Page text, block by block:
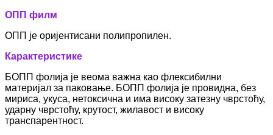
ОПП филм
ОПП је оријентисани полипропилен.
Карактеристике
БОПП фолија је веома важна као флексибилни
материјал за паковање. БОПП фолија је провидна, без
мириса, укуса, нетоксична и има високу затезну чврстоћу,
ударну чврстоћу, крутост, жилавост и високу
транспарентност.